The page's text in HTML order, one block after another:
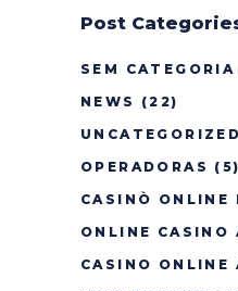
Post
SEM CATEGORIA
NEWS
(22)
UNCATEGORIZED
OPERADORAS (5)
CASINÒ ONLINE
ONLINE CASINO
CASINO ONLINE